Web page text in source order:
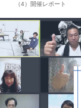
（4）開催レポート